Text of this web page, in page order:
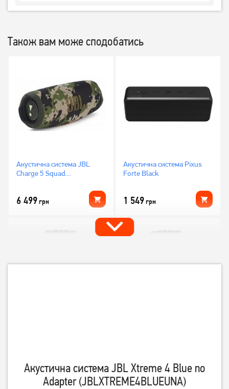
Також вам може сподобатись
Акустична система JBL
Charge 5 Squad
6 499грн
Акустична система Pixus
Forte Black
1 549грн
289 грн 289грн
Акустична система JBL Xtreme 4 Blue no
Adapter (JBLXTREME4BLUEUNA)